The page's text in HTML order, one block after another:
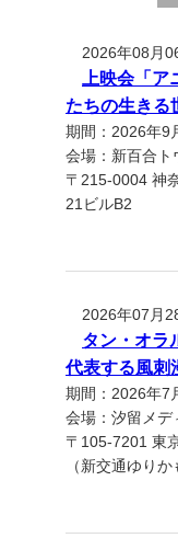
2026年08月
上映会「
たちの生きる
期間：2026年9
会場：新百合ト
〒215-0004 神
21ビルB2
2026年07月
タン・オラ
代表する風
期間：2026年7
会場：汐留メデ
〒105-7201 東
（新交通ゆり